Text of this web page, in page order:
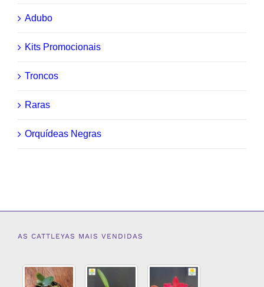
Adubo
Kits Promocionais
Troncos
Raras
Orquídeas Negras
AS CATTLEYAS MAIS VENDIDAS